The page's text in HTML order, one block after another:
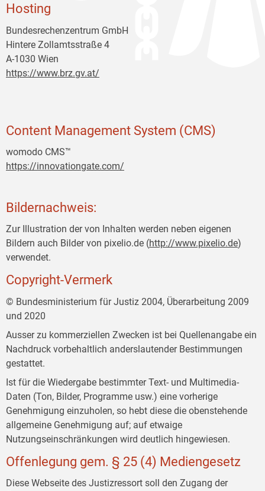
Hosting
Bundesrechenzentrum GmbH
Hintere Zollamtsstraße 4
A-1030 Wien
https://www.brz.gv.at/
Content Management System (CMS)
womodo CMS™
https://innovationgate.com/
Bildernachweis:
Zur Illustration der von Inhalten werden neben eigenen
Bildern auch Bilder von pixelio.de (http://www.pixelio.de)
verwendet.
Copyright-Vermerk
© Bundesministerium für Justiz 2004, Überarbeitung 2009
und 2020
Ausser zu kommerziellen Zwecken ist bei Quellenangabe ein
Nachdruck vorbehaltlich anderslautender Bestimmungen
gestattet.
Ist für die Wiedergabe bestimmter Text- und Multimedia-
Daten (Ton, Bilder, Programme usw.) eine vorherige
Genehmigung einzuholen, so hebt diese die obenstehende
allgemeine Genehmigung auf; auf etwaige
Nutzungseinschränkungen wird deutlich hingewiesen.
Offenlegung gem. § 25 (4) Mediengesetz
Diese Webseite des Justizressort soll den Zugang der